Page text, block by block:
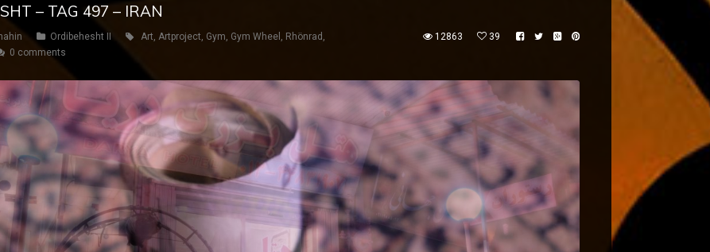
– TAG 497 – IRAN
Ordibehesht II Art Artproject Gym Gym Wheel Rhönrad
0 comments
12863 39